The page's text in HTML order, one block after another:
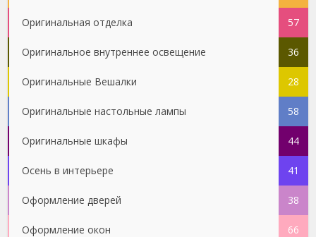
Оригинальная отделка 57
Оригинальное внутреннее освещение 36
Оригинальные Вешалки 28
Оригинальные настольные лампы 58
Оригинальные шкафы 44
Осень в интерьере 41
Оформление дверей 38
Оформление окон 66